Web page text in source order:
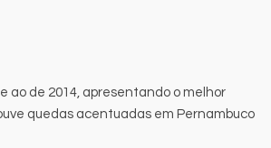
ao de 2014, apresentando o melhor
quedas acentuadas em Pernambuco